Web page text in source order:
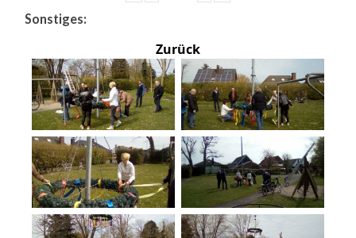
Sonstiges:
Zurück